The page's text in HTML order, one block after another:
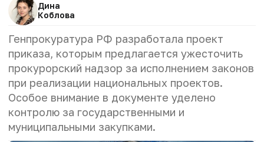
Дина
Коблова
Генпрокуратура РФ разработала проект
приказа, которым предлагается ужесточить
прокурорский надзор за исполнением законов
при реализации национальных проектов.
Особое внимание в документе уделено
контролю за государственными и
муниципальными закупками.